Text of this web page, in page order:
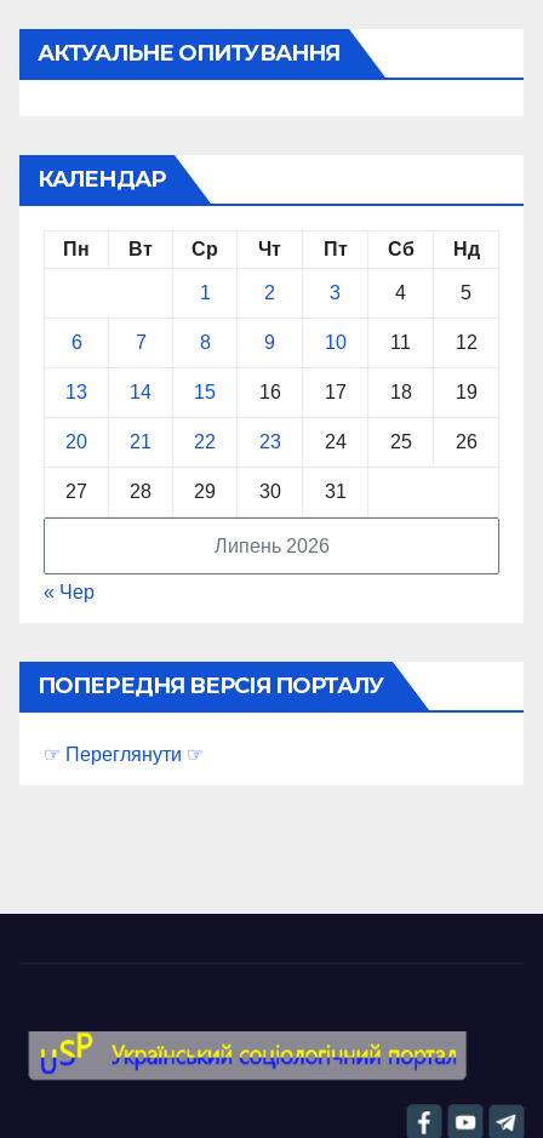
АКТУАЛЬНЕ ОПИТУВАННЯ
КАЛЕНДАР
Липень 2026
Пн Вт Ср Чт Пт Сб Нд
1 2 3 4 5
6 7 8 9 10 11 12
13 14 15 16 17 18 19
20 21 22 23 24 25 26
27 28 29 30 31
« Чер
ПОПЕРЕДНЯ ВЕРСІЯ ПОРТАЛУ
☞ Переглянути ☞